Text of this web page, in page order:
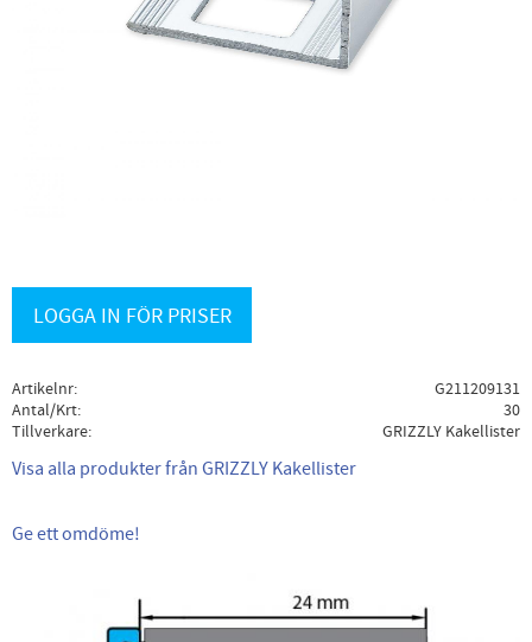
LOGGA IN FÖR PRISER
Artikelnr
G211209131
Antal/Krt
30
Tillverkare
GRIZZLY Kakellister
Visa alla produkter från GRIZZLY Kakellister
Ge ett omdöme!